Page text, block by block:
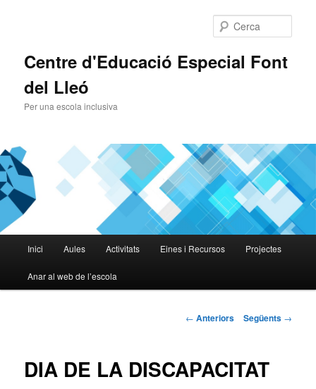
Centre d'Educació Especial Font
del Lleó
Per una escola inclusiva
principal
Aneu
al
Inici Aules Activitats Eines i Recursos Projectes
Anar al web de l’escola
Navegació
← Anteriors Següents →
DIA DE LA DISCAPACITAT